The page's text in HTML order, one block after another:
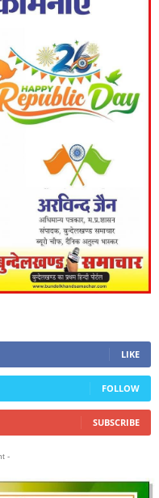
LIKE
FOLLOW
SUBSCRIBE
-